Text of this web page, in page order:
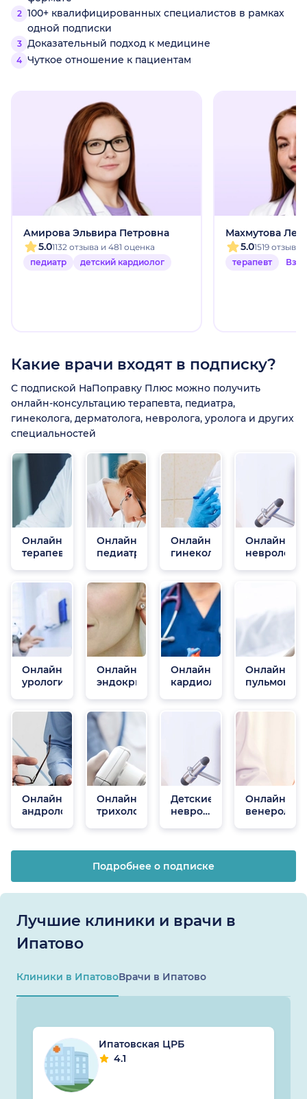
100+ квалифицированных специалистов в рамках
одной подписки
Доказательный подход к медицине
Чуткое отношение к пациентам
Амирова Эльвира Петровна
5.01132 отзыва и 481 оценка
педиатр
детский кардиолог
Махмутова
5.01519
терапевт
Какие врачи входят в подписку?
С подпиской НаПоправку Плюс можно получить
онлайн-консультацию терапевта, педиатра,
гинеколога, дерматолога, невролога, уролога и других
специальностей
Онлайн
терапевты
Онлайн
педиатры
Онлайн
гинекологи
Онлайн
неврологи
Онлайн
урологи
Онлайн
эндокринологи
Онлайн
кардиологи
Онлайн
Онлайн
андрологи
Онлайн
трихологи
Детские
неврологи
Онлайн
венерологи
Подробнее о подписке
Лучшие клиники и врачи в
Ипатово
Клиники в ИпатовоВрачи в Ипатово
Ипатовская ЦРБ
4.1